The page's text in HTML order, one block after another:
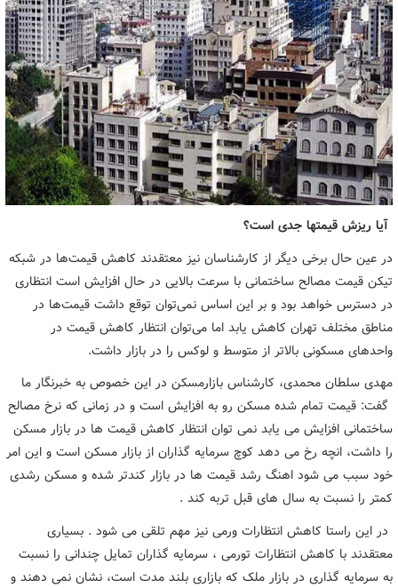
آیا ریزش قیمت‎ها جدی است؟
در عین حال برخی دیگر از کارشناسان نیز معتقدند کاهش قیمت‌ها در شبکه
تیکن قیمت مصالح ساختمانی با سرعت بالایی در حال افزایش است انتظاری
در دسترس خواهد بود و بر این اساس نمی‌توان توقع داشت قیمت‌ها در
مناطق مختلف تهران کاهش یابد اما می‌توان انتظار کاهش قیمت در
واحدهای مسکونی بالاتر از متوسط و لوکس را در بازار داشت.
مهدی سلطان محمدی، کارشناس بازارمسکن در این خصوص به خبرنگار ما
گفت: قیمت تمام شده مسکن رو به افزایش است و در زمانی که نرخ مصالح
ساختمانی افزایش می یابد نمی توان انتظار کاهش قیمت ها در بازار مسکن
را داشت، انچه رخ می دهد کوچ سرمایه گذاران از بازار مسکن است و این امر
خود سبب می شود اهنگ رشد قیمت ها در بازار کندتر شده و مسکن رشدی
کمتر را نسبت به سال های قبل تربه کند .
در این راستا کاهش انتظارات ورمی نیز مهم تلقی می شود . بسیاری
معتقدند با کاهش انتظارات تورمی ، سرمایه گذاران تمایل چندانی را نسبت
به سرمایه گذاری در بازار ملک که بازاری بلند مدت است، نشان نمی دهند و